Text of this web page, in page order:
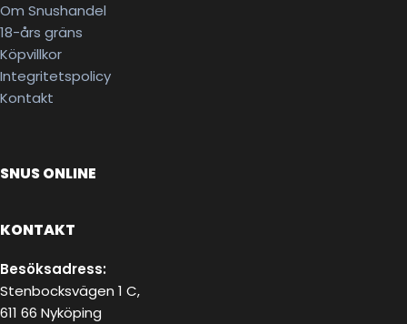
Om Snushandel
18-års gräns
Köpvillkor
Integritetspolicy
Kontakt
SNUS ONLINE
KONTAKT
Besöksadress:
Stenbocksvägen 1 C,
611 66 Nyköping